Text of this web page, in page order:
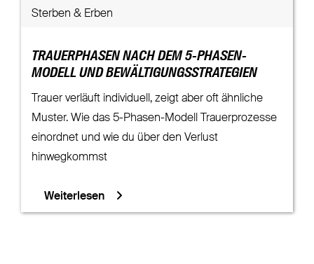
Sterben & Erben
TRAUERPHASEN NACH DEM 5-PHASEN-
MODELL UND BEWÄLTIGUNGSSTRATEGIEN
Trauer verläuft individuell, zeigt aber oft ähnliche
Muster. Wie das 5-Phasen-Modell Trauerprozesse
einordnet und wie du über den Verlust
hinwegkommst
Weiterlesen